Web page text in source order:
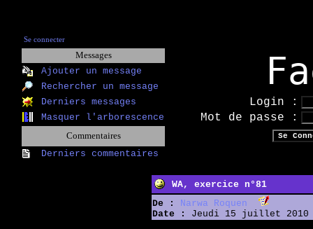
Se connecter
Messages
Ajouter un message
Rechercher un message
Derniers messages
Login :
Masquer l'arborescence Mot de passe :
Commentaires
Derniers commentaires
WA, exercice n°81
De :
Narwa Roquen
Date :
Jeudi 15 juillet 2010